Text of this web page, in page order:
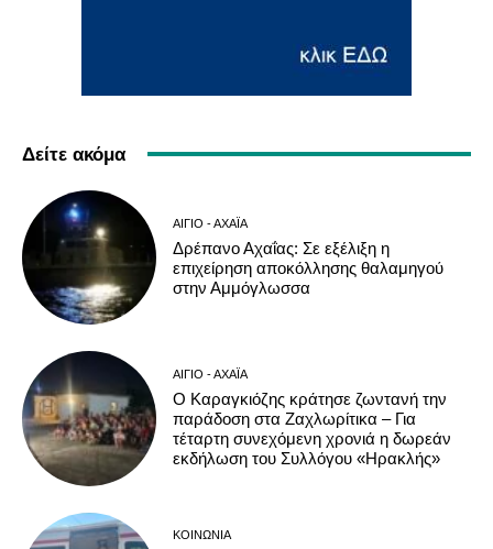
Δείτε ακόμα
ΑΊΓΙΟ - ΑΧΑΪ́Α
Δρέπανο Αχαΐας: Σε εξέλιξη η
επιχείρηση αποκόλλησης θαλαμηγού
στην Αμμόγλωσσα
ΑΊΓΙΟ - ΑΧΑΪ́Α
Ο Καραγκιόζης κράτησε ζωντανή την
παράδοση στα Ζαχλωρίτικα – Για
τέταρτη συνεχόμενη χρονιά η δωρεάν
εκδήλωση του Συλλόγου «Ηρακλής»
ΚΟΙΝΩΝΊΑ